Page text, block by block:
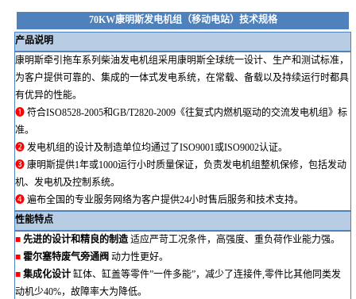
70KW康明斯发电机组（移动电站）技术规格
产品说明
康明斯牵引拖车系列柴油发电机组采用康明斯全球统一设计、生产和测试标准，
为客户提供可靠的、集成的一体式发电系统，在常载、备载以及持续运行时都具
有优异的性能。
➊ 符合ISO8528-2005和GB/T2820-2009《往复式内燃机驱动的交流发电机组》标
准。
➋ 发电机组的设计及制造单位均通过了ISO9001或ISO9002认证。
➌ 康明斯提供1年或1000运行小时质量保证，负责发电机组整机保修，包括发动
机、发电机及控制系统。
➍ 遍布全国的专业服务网络为客户提供24小时售后服务和技术支持。
性能特点
■ 先进的设计和精良的制造 适应严苛工况条件，高强度、重负荷作业能力强。
■ 霍尔塞特废气旁通阀 动力性更好。
■ 集成化设计 缸体、缸盖等零件”一件多能”，减少了连接件,零件比其他同类发
动机少40%，故障率大为降低。